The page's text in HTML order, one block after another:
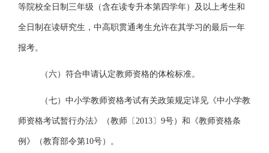
等院校全日制三年级 （含在读专升本第四学年）及 以上考生和
全日制在读研究生， 中高职贯通考生允许在其学习的最后一年
报考。
（六） 符合申请认定教师资格的体检标准。
（七） 中小学教师资格考试有关政策规定详见《中小学教
师资格考试暂行办法》（教师〔 2013〕9号）和《教师资格条
例》（教育部令第10号）。